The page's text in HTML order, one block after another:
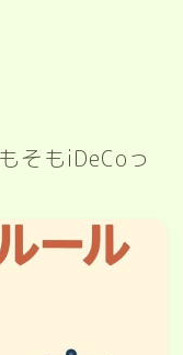
そもiDeCoっ